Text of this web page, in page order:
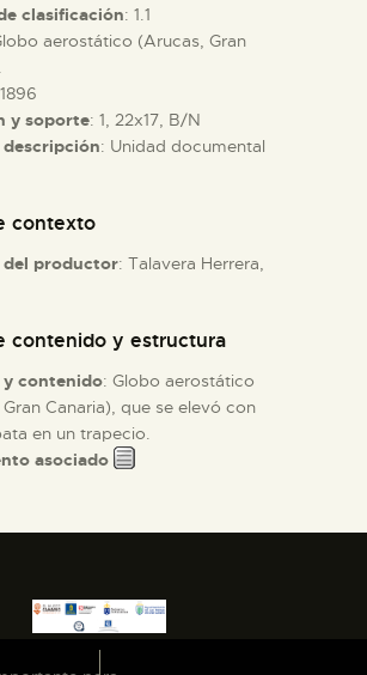
clasificación: 1.1
aerostático (Arucas, Gran
y soporte: 1, 22x17, B/N
descripción: Unidad documental
contexto
del productor: Talavera Herrera,
contenido y estructura
y contenido: Globo aerostático
Canaria), que se elevó con
en un trapecio.
asociado